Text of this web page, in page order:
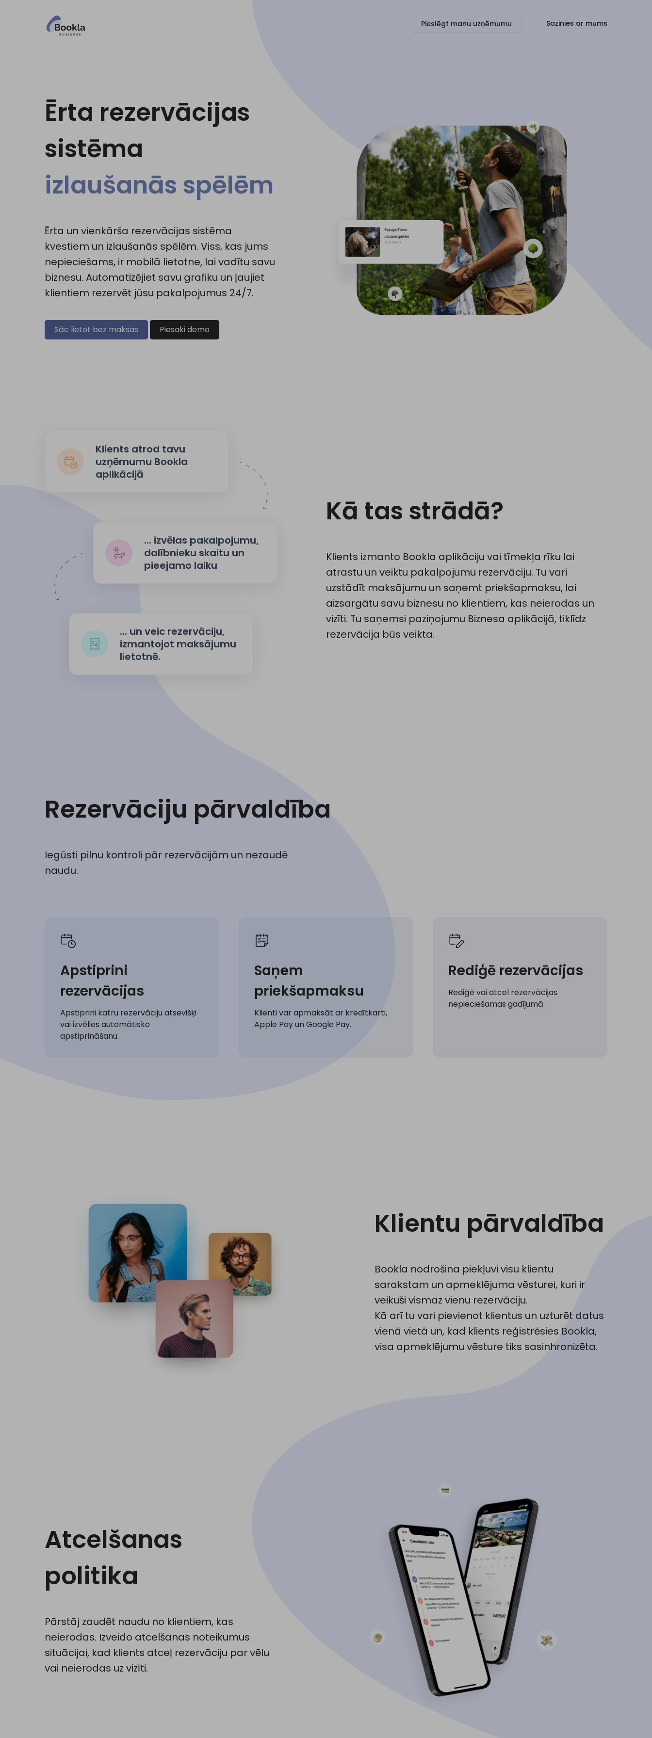
Pieslēgt manu uzņēmumu Sazinies ar mums
Ērta rezervācijas
sistēma
izlaušanās spēlēm
Ērta un vienkārša rezervācijas sistēma
kvestiem un izlaušanās spēlēm. Viss, kas jums
nepieciešams, ir mobilā lietotne, lai vadītu savu
biznesu. Automatizējiet savu grafiku un ļaujiet
klientiem rezervēt jūsu pakalpojumus 24/7.
Sāc lietot bez maksas Piesaki demo
Klients atrod tavu
uzņēmumu Bookla
aplikācijā
... izvēlas pakalpojumu,
dalībnieku skaitu un
pieejamo laiku
... un veic rezervāciju,
izmantojot maksājumu
lietotnē.
Kā tas strādā?
Klients izmanto Bookla aplikāciju vai tīmekļa rīku lai
atrastu un veiktu pakalpojumu rezervāciju. Tu vari
uzstādīt maksājumu un saņemt priekšapmaksu, lai
aizsargātu savu biznesu no klientiem, kas neierodas un
vizīti. Tu saņemsi paziņojumu Biznesa aplikācijā, tiklīdz
rezervācija būs veikta.
Rezervāciju pārvaldība
Iegūsti pilnu kontroli pār rezervācijām un nezaudē
naudu.
Apstiprini
rezervācijas
Apstiprini katru rezervāciju atsevišķi
vai izvēlies automātisko
apstiprināšanu.
Saņem
priekšapmaksu
Klienti var apmaksāt ar kredītkarti,
Apple Pay un Google Pay.
Rediģē rezervācijas
Rediģē vai atcel rezervācijas
nepieciešamas gadījumā.
Klientu pārvaldība
Bookla nodrošina piekļuvi visu klientu
sarakstam un apmeklējuma vēsturei, kuri ir
veikuši vismaz vienu rezervāciju.
Kā arī tu vari pievienot klientus un uzturēt datus
vienā vietā un, kad klients reģistrēsies Bookla,
visa apmeklējumu vēsture tiks sasinhronizēta.
Atcelšanas
politika
Pārstāj zaudēt naudu no klientiem, kas
neierodas. Izveido atcelšanas noteikumus
situācijai, kad klients atceļ rezervāciju par vēlu
vai neierodas uz vizīti.